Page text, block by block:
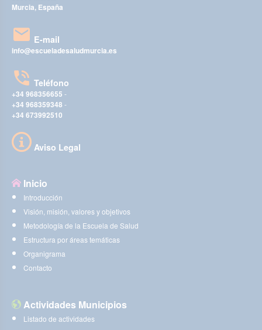
Murcia, España
E-mail
info@escueladesaludmurcia.es
Teléfono
+34 968356655 -
+34 968359348 -
+34 673992510
Aviso Legal
Inicio
Introducción
Visión, misión, valores y objetivos
Metodología de la Escuela de Salud
Estructura por áreas temáticas
Organigrama
Contacto
Actividades Municipios
Listado de actividades